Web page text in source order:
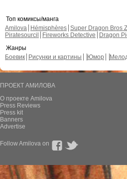
Топ комиксы/манга
Amilova
Hémisphères Super Dragon Bros Z
Piratesourcil
Fireworks Detective Dragon
Жанры
Боевик
Рисунки и картины Юмор
ПРОЕКТ АМИЛОВА
О проекте Amilova
Press Reviews
Press kit
Banners
Advertise
Follow Amilova on